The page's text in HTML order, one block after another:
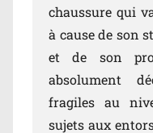
chaussure qui
à cause de son
et de son
absolument
fragiles au
sujets aux